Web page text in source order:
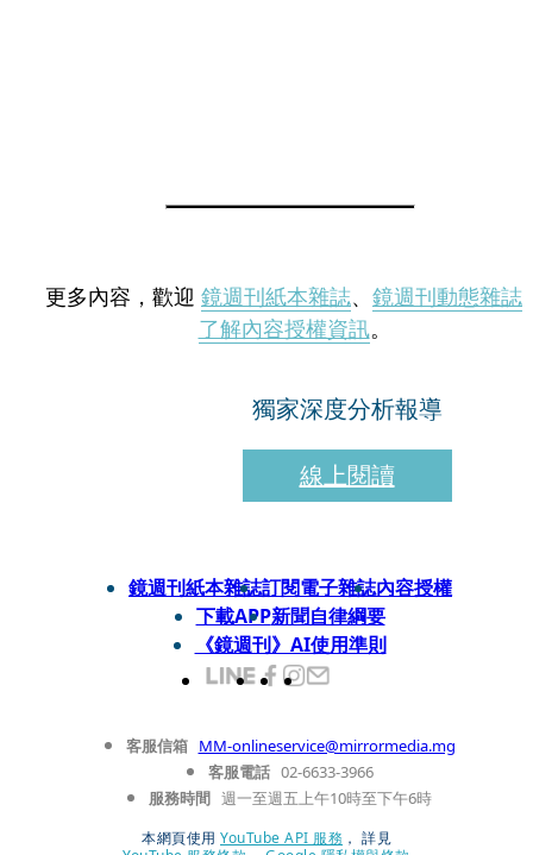
更多內容，歡迎 鏡週刊紙本雜誌、 鏡週刊動態雜誌
了解內容授權資訊。
獨家深度分析報導
線上閱讀
鏡週刊紙本雜誌訂閱電子雜誌內容授權
下載APP新聞自律綱要
《鏡週刊》AI使用準則
客服信箱 MM-onlineservice@mirrormedia.mg
客服電話 02-6633-3966
服務時間 週一至週五上午10時至下午6時
本網頁使用 YouTube API 服務 ， 詳見